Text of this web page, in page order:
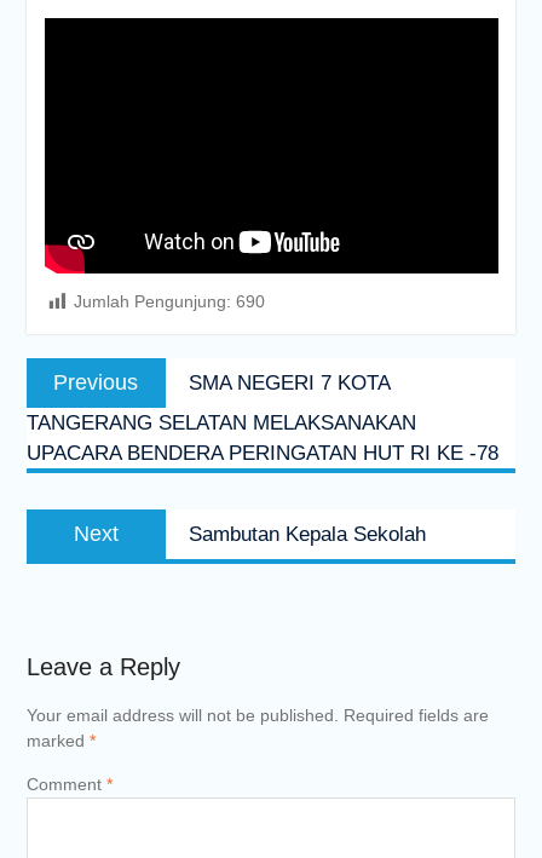
Jumlah Pengunjung: 690
Post
navigation
Previous
post:
SMA NEGERI 7 KOTA
TANGERANG SELATAN MELAKSANAKAN
UPACARA BENDERA PERINGATAN HUT RI KE -78
Next
post:
Sambutan Kepala Sekolah
Leave a Reply
Your email address will not be published.
Required fields are
marked *
Comment *